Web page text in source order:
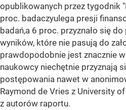
opublikowanych przez tygodnik
proc. badaczyulega presji
badań,a 6 proc. przyznało się
wyników, które nie pasują do
prawdopodobnie jest znacznie
naukowcy niechętnie przyznają
postępowania nawet w
Raymond de Vries z University
z autorów raportu.